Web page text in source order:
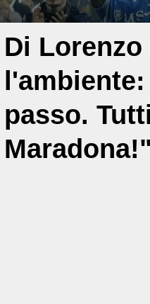
Di
passo.